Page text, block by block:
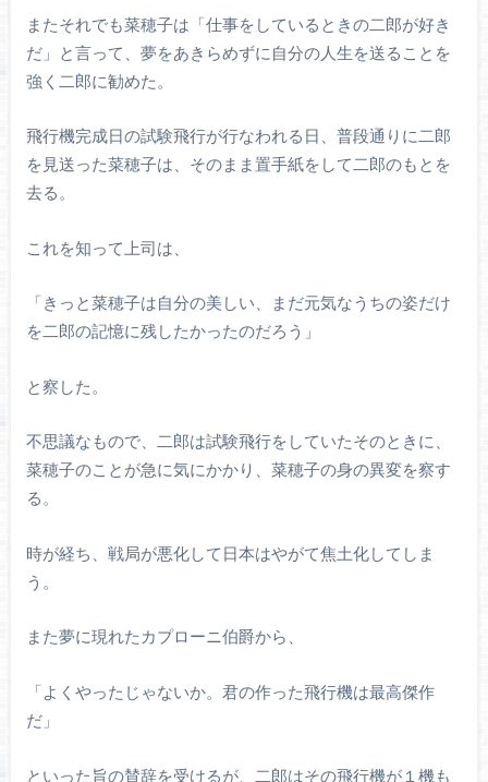
またそれでも菜穂子は「仕事をしているときの二郎が好き
だ」と言って、夢をあきらめずに自分の人生を送ることを
強く二郎に勧めた。
飛行機完成日の試験飛行が行なわれる日、普段通りに二郎
を見送った菜穂子は、そのまま置手紙をして二郎のもとを
去る。
これを知って上司は、
「きっと菜穂子は自分の美しい、まだ元気なうちの姿だけ
を二郎の記憶に残したかったのだろう」
と察した。
不思議なもので、二郎は試験飛行をしていたそのときに、
菜穂子のことが急に気にかかり、菜穂子の身の異変を察す
る。
時が経ち、戦局が悪化して日本はやがて焦土化してしま
う。
また夢に現れたカプローニ伯爵から、
「よくやったじゃないか。君の作った飛行機は最高傑作
だ」
といった旨の賛辞を受けるが、二郎はその飛行機が１機も